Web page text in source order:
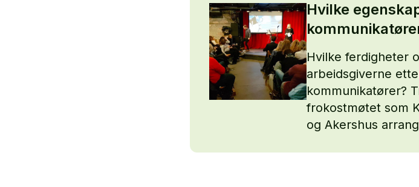
Hvilke
Hvilke ferdigheter
arbeidsgiverne
kommunikatører?
frokostmøtet som
og Akershus